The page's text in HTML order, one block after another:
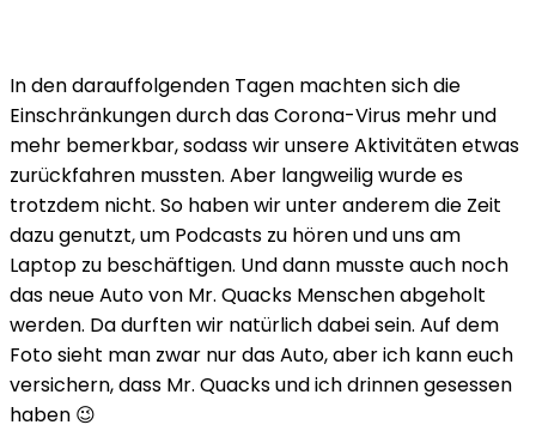
In den darauffolgenden Tagen machten sich die
Einschränkungen durch das Corona-Virus mehr und
mehr bemerkbar, sodass wir unsere Aktivitäten etwas
zurückfahren mussten. Aber langweilig wurde es
trotzdem nicht. So haben wir unter anderem die Zeit
dazu genutzt, um Podcasts zu hören und uns am
Laptop zu beschäftigen. Und dann musste auch noch
das neue Auto von Mr. Quacks Menschen abgeholt
werden. Da durften wir natürlich dabei sein. Auf dem
Foto sieht man zwar nur das Auto, aber ich kann euch
versichern, dass Mr. Quacks und ich drinnen gesessen
haben 😉